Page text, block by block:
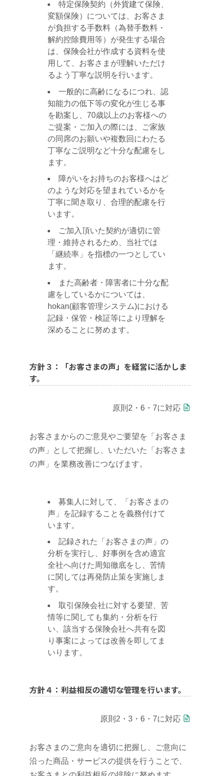
特定保険契約（外貨建て保険、
変額保険）については、お客さま
が負担する手数料（為替手数料・
解約控除費用等）が発生する場合
は、保険会社が作成する資料を使
用して、お客さまが理解いただけ
るよう丁寧な説明を行います。
一般的に高齢になるにつれ、認
知能力の低下等の変化が生じる事
を勘案し、70歳以上のお客様への
ご提案・ご加入の際には、ご家族
の同席のお願いや複数回にわたる
丁寧なご説明など十分な配慮をし
ます。
障がいをお持ちのお客様へはど
のような対応を望まれているかを
丁寧に聞き取り、合理的配慮を行
います。
ご加入頂いた契約が適切に管
理・維持されるため、当社では
「継続率」を指標の一つとしてい
ます。
また高齢者・障害者に十分な配
慮をしているかについては、
hokan(顧客管理システム)における
記録・保管・検証等により理解を
深めることに努めます。
方針３：「お客さまの声」を経営に活かしま
す。
原則2・6・7に対応
お客さまからのご意見やご要望を「お客さま
の声」として把握し、いただいた「お客さま
の声」を業務改善につなげます。
募集人に対して、「お客さまの
声」を記録することを義務付けて
います。
記録された「お客さまの声」の
分析を実行し、好事例を含め適宜
全社へ向けた周知徹底をし、苦情
に関しては再発防止策を実施しま
す。
取引保険会社に対する要望、苦
情等に関しても集約・分析を行
い、該当する保険会社へ共有を図
り事案によっては改善を即してま
いります。
方針４：利益相反の適切な管理を行います。
原則2・3・6・7に対応
お客さまのご意向を適切に把握し、ご意向に
沿った商品・サービスの提供を行うことで、